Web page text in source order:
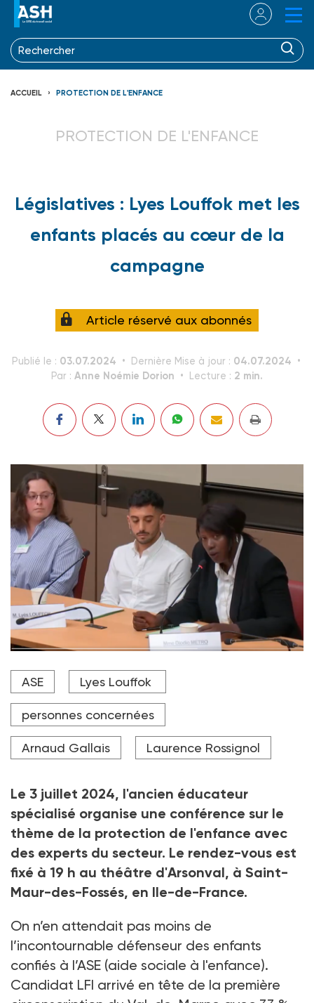
ACCUEIL PROTECTION DE L'ENFANCE
PROTECTION DE L'ENFANCE
Législatives : Lyes Louffok met les
enfants placés au cœur de la
campagne
Article réservé aux abonnés
Publié le : 03.07.2024 Dernière Mise à jour : 04.07.2024
Par : Anne Noémie Dorion Lecture : 2 min.
Lyes Louffok lors de son audition devant la commision
d'enquête parlementaire sur les manquements des
dissolution de l'Assemblée nationale.
Crédit photo DR
ASE Lyes Louffok
personnes concernées
Arnaud Gallais Laurence Rossignol
Le 3 juillet 2024, l'ancien éducateur
spécialisé organise une conférence sur le
thème de la protection de l'enfance avec
des experts du secteur. Le rendez-vous est
fixé à 19 h au théâtre d'Arsonval, à Saint-
Maur-des-Fossés, en Ile-de-France.
On n’en attendait pas moins de
l’incontournable défenseur des enfants
confiés à l’ASE (aide sociale à l'enfance).
Candidat LFI arrivé en tête de la première